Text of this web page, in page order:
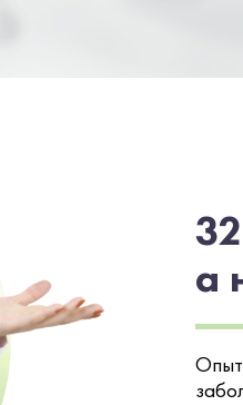
а
Опыт